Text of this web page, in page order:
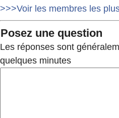
>>>Voir les membres les
Posez une question
Les réponses sont
quelques minutes